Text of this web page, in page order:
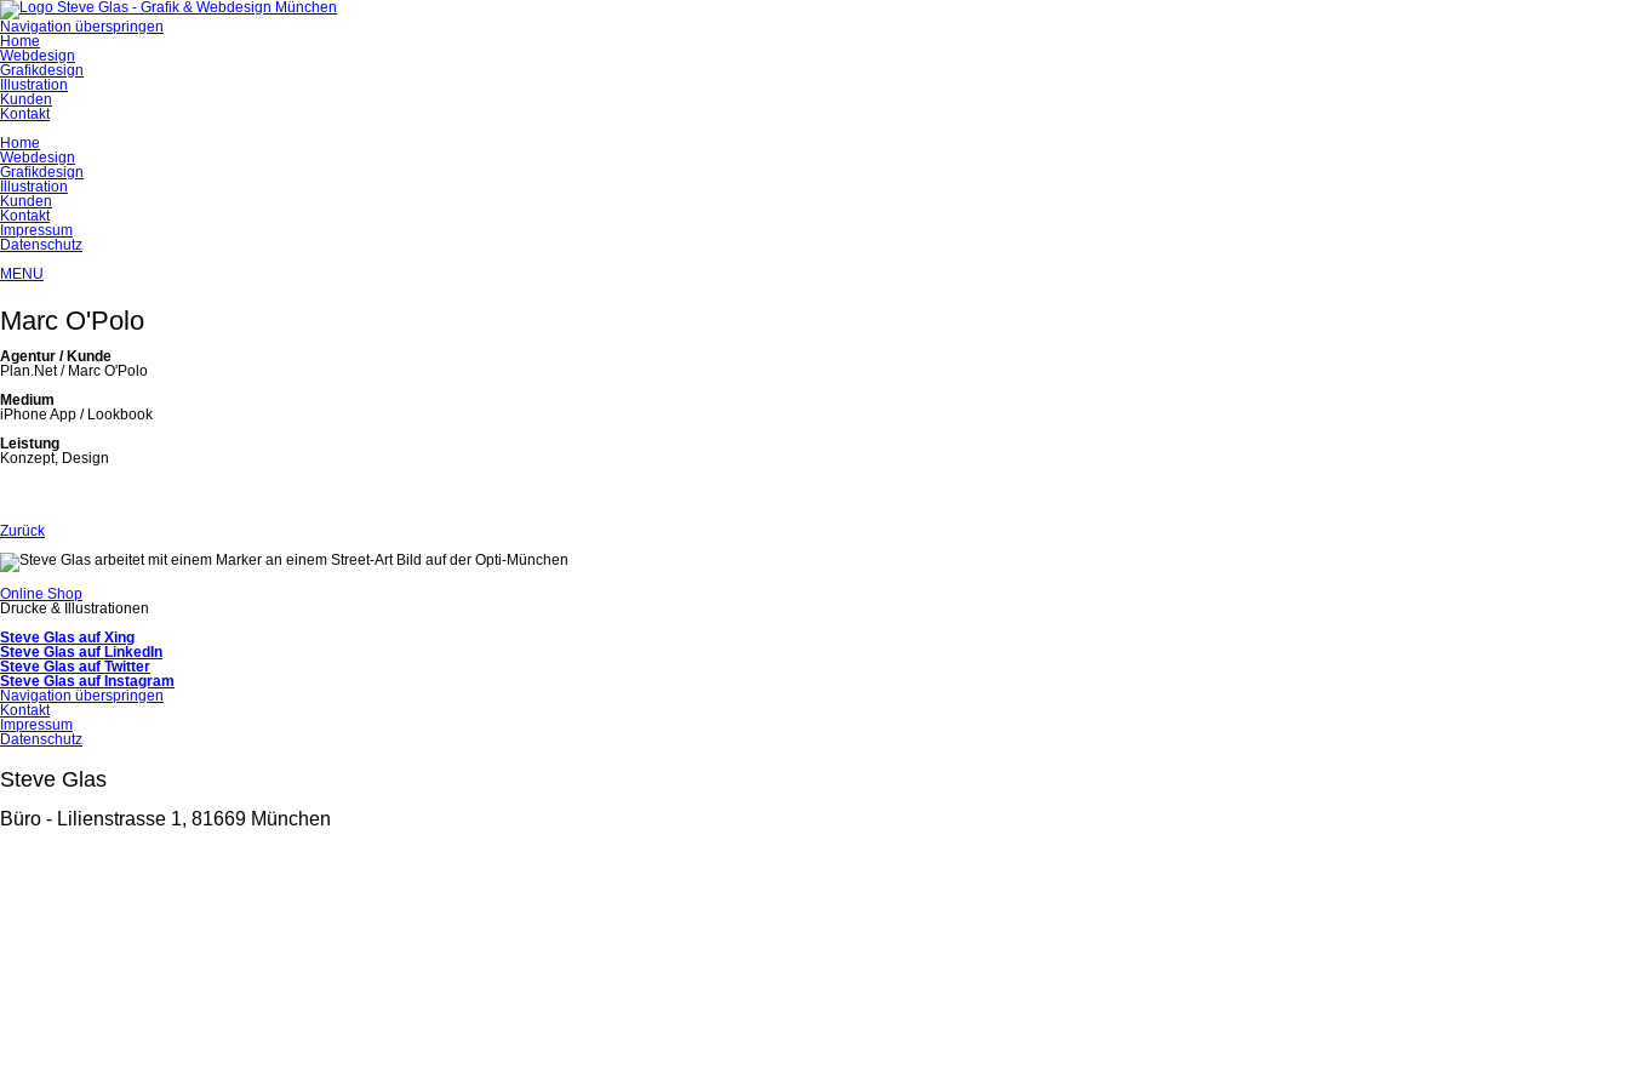
Navigation überspringen
Home
Webdesign
Grafikdesign
Illustration
Kunden
Kontakt
Home
Webdesign
Grafikdesign
Illustration
Kunden
Kontakt
Impressum
Datenschutz
MENU
Marc O'Polo
Agentur / Kunde
Plan.Net / Marc O'Polo
Medium
iPhone App / Lookbook
Leistung
Konzept, Design
Zurück
Online Shop
Drucke & Illustrationen
Steve Glas auf Xing
Steve Glas auf LinkedIn
Steve Glas auf Twitter
Steve Glas auf Instagram
Navigation überspringen
Kontakt
Impressum
Datenschutz
Steve Glas
Büro - Lilienstrasse 1, 81669 München